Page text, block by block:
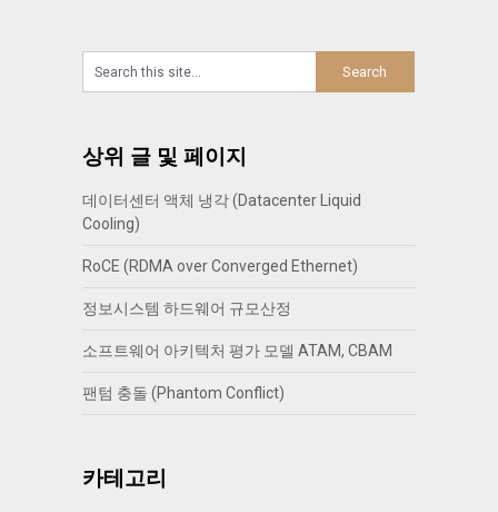
상위 글 및 페이지
데이터센터 액체 냉각 (Datacenter Liquid
Cooling)
RoCE (RDMA over Converged Ethernet)
정보시스템 하드웨어 규모산정
소프트웨어 아키텍처 평가 모델 ATAM, CBAM
팬텀 충돌 (Phantom Conflict)
카테고리